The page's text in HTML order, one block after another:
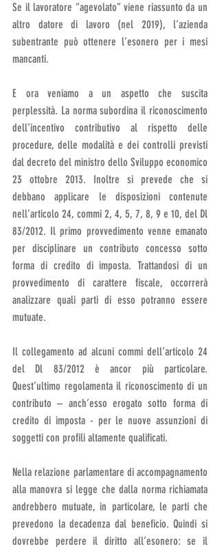
Se il lavoratore “agevolato” viene riassunto da un
altro datore di lavoro (nel 2019), l’azienda
subentrante può ottenere l’esonero per i mesi
mancanti.
E ora veniamo a un aspetto che suscita
perplessità. La norma subordina il riconoscimento
dell’incentivo contributivo al rispetto delle
procedure, delle modalità e dei controlli previsti
dal decreto del ministro dello Sviluppo economico
23 ottobre 2013. Inoltre si prevede che si
debbano applicare le disposizioni contenute
nell’articolo 24, commi 2, 4, 5, 7, 8, 9 e 10, del Dl
83/2012. Il primo provvedimento venne emanato
per disciplinare un contributo concesso sotto
forma di credito di imposta. Trattandosi di un
provvedimento di carattere fiscale, occorrerà
analizzare quali parti di esso potranno essere
mutuate.
Il collegamento ad alcuni commi dell’articolo 24
del Dl 83/2012 è ancor più particolare.
Quest’ultimo regolamenta il riconoscimento di un
contributo – anch’esso erogato sotto forma di
credito di imposta - per le nuove assunzioni di
soggetti con profili altamente qualificati.
Nella relazione parlamentare di accompagnamento
alla manovra si legge che dalla norma richiamata
andrebbero mutuate, in particolare, le parti che
prevedono la decadenza dal beneficio. Quindi si
dovrebbe perdere il diritto all’esonero: se il